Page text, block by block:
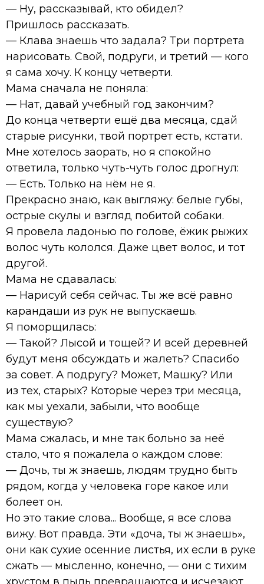
— Ну, рассказывай, кто обидел?
Пришлось рассказать.
— Клава знаешь что задала? Три портрета
нарисовать. Свой, подруги, и третий — кого
я сама хочу. К концу четверти.
Мама сначала не поняла:
— Нат, давай учебный год закончим?
До конца четверти ещё два месяца, сдай
старые рисунки, твой портрет есть, кстати.
Мне хотелось заорать, но я спокойно
ответила, только чуть-чуть голос дрогнул:
— Есть. Только на нём не я.
Прекрасно знаю, как выгляжу: белые губы,
острые скулы и взгляд побитой собаки.
Я провела ладонью по голове, ёжик рыжих
волос чуть кололся. Даже цвет волос, и тот
другой.
Мама не сдавалась:
— Нарисуй себя сейчас. Ты же всё равно
карандаши из рук не выпускаешь.
Я поморщилась:
— Такой? Лысой и тощей? И всей деревней
будут меня обсуждать и жалеть? Спасибо
за совет. А подругу? Может, Машку? Или
из тех, старых? Которые через три месяца,
как мы уехали, забыли, что вообще
существую?
Мама сжалась, и мне так больно за неё
стало, что я пожалела о каждом слове:
— Дочь, ты ж знаешь, людям трудно быть
рядом, когда у человека горе какое или
болеет он.
Но это такие слова... Вообще, я все слова
вижу. Вот правда. Эти «доча, ты ж знаешь»,
они как сухие осенние листья, их если в руке
сжать — мысленно, конечно, — они с тихим
хрустом в пыль превращаются и исчезают.